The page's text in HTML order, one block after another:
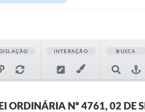
INTERAÇÃO BUSCA
ORDINÁRIA Nº 4761, 02 DE